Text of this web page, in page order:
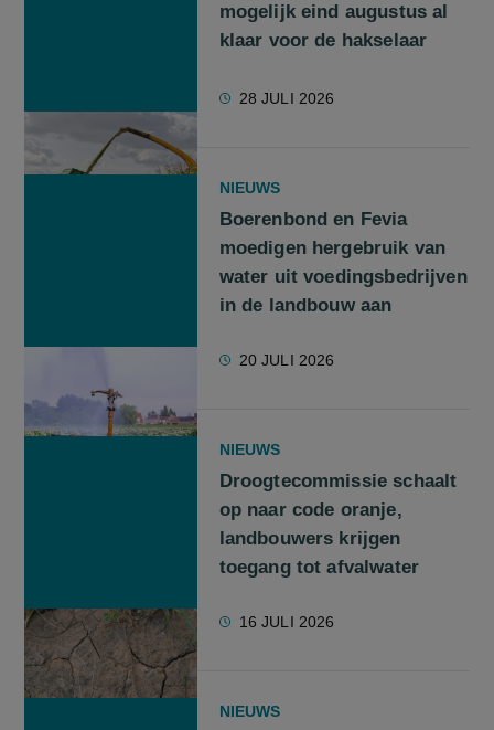
mogelijk eind augustus al
klaar voor de hakselaar
28 JULI 2026
NIEUWS
Boerenbond en Fevia
moedigen hergebruik van
water uit voedingsbedrijven
in de landbouw aan
20 JULI 2026
NIEUWS
Droogtecommissie schaalt
op naar code oranje,
landbouwers krijgen
toegang tot afvalwater
16 JULI 2026
NIEUWS